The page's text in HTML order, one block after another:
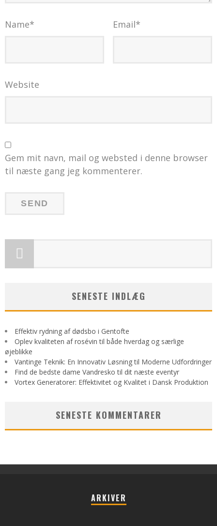
Name* Email*
Website
Gem mit navn, mail og websted i denne browser
til næste gang jeg kommenterer.
SENESTE INDLÆG
Effektiv rydning af dødsbo i Gentofte
Oplev kvaliteten af rosévin til både hverdag og særlige
øjeblikke
Vantinge Teknik: En Innovativ Løsning til Moderne Udfordringer
Find de bedste dame Vandresko til dit næste eventyr
Vortex Generatorer: Effektivitet og Kvalitet i Dansk Produktion
SENESTE KOMMENTARER
ARKIVER